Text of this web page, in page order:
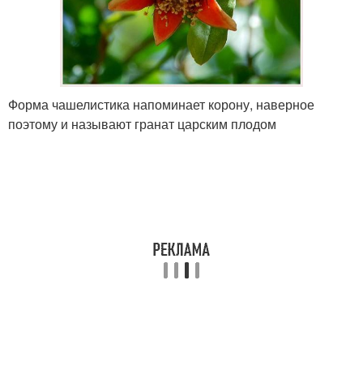
Форма чашелистика напоминает корону, наверное
поэтому и называют гранат царским плодом